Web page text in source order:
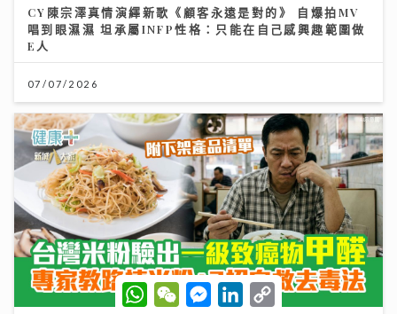
CY陳宗澤真情演繹新歌《顧客永遠是對的》 自爆拍MV
唱到眼濕濕 坦承屬INFP性格：只能在自己感興趣範圍做
E人
07/07/2026
W
h
W
e
M
e
L
C
o